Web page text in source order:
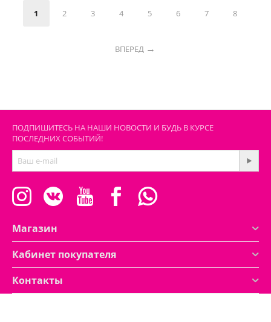
1 2 3 4 5 6 7 8
ВПЕРЕД
ПОДПИШИТЕСЬ НА НАШИ НОВОСТИ И БУДЬ В КУРСЕ
ПОСЛЕДНИХ СОБЫТИЙ!
Магазин
Кабинет покупателя
Контакты